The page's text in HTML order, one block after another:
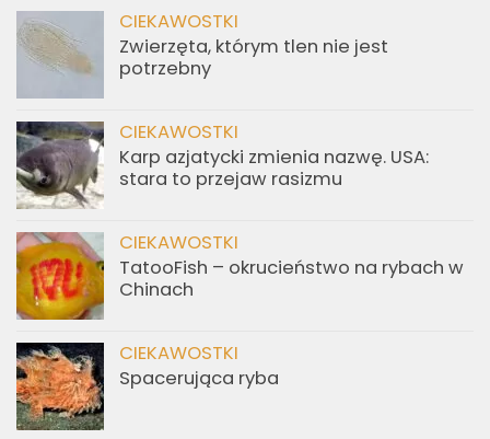
CIEKAWOSTKI
Zwierzęta, którym tlen nie jest
potrzebny
CIEKAWOSTKI
Karp azjatycki zmienia nazwę. USA:
stara to przejaw rasizmu
CIEKAWOSTKI
TatooFish – okrucieństwo na rybach w
Chinach
CIEKAWOSTKI
Spacerująca ryba